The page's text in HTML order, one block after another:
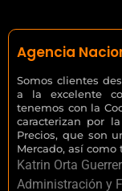
Agencia
Somos clientes
a la excelente
tenemos con la
caracterizan por
Precios, que son
Mercado, así
Katrin Orta
Administración y